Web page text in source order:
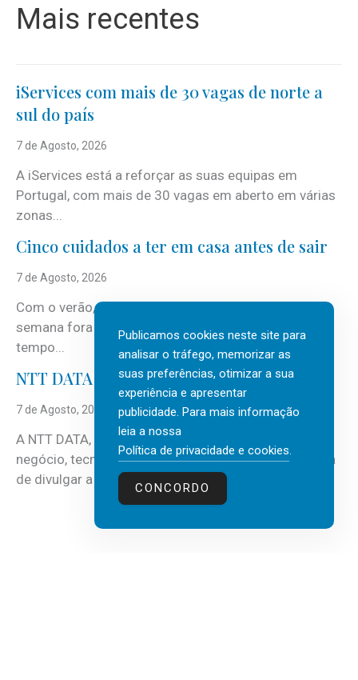
Mais recentes
iServices com mais de 30 vagas de norte a
sul do país
7 de Agosto, 2026
A iServices está a reforçar as suas equipas em
Portugal, com mais de 30 vagas em aberto em várias
zonas...
Cinco cuidados a ter em casa antes de sair
7 de Agosto, 2026
Com o verão, chegam também as férias, os fins-de-
semana fora e os dias em que a casa fica mais
tempo...
NTT DATA Insurtech Global Outlook 2026
7 de Agosto, 2026
A NTT DATA, consultora global em serviços de
negócio, tecnologia e inteligência artificial (IA), acaba
de divulgar a mais recente...
Publicamos cookies neste site para
analisar o tráfego, memorizar as
suas preferências, otimizar a sua
experiência e apresentar
publicidade. Para mais informação
leia a nossa
Política de privacidade e cookies.
CONCORDO